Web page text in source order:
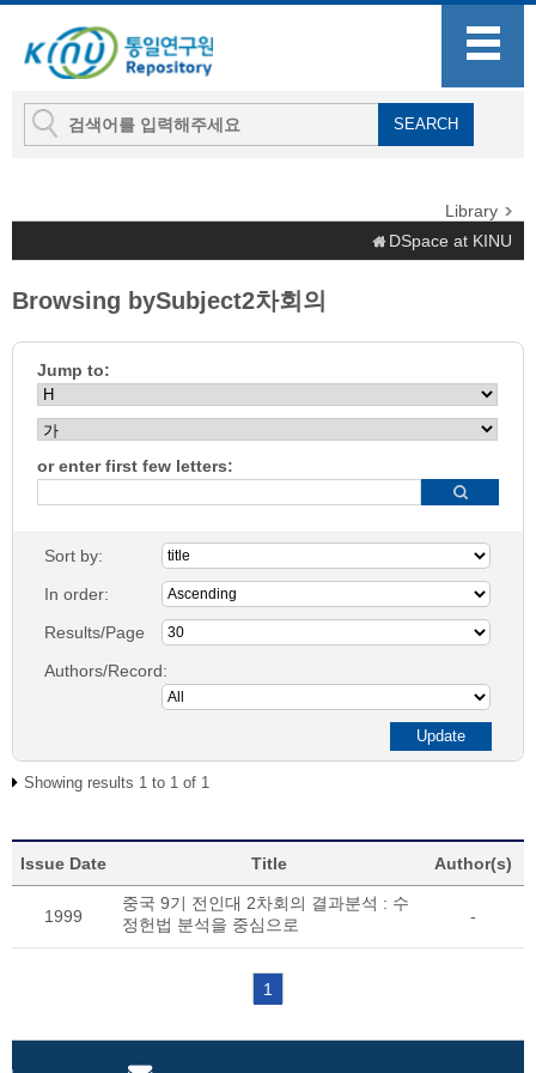
Library
DSpace at KINU
Browsing bySubject2차회의
Jump to:
or enter first few letters:
Sort by:
In order:
Results/Page
Authors/Record:
Showing results 1 to 1 of 1
Issue Date Title Author(s)
1999
중국 9기 전인대 2차회의 결과분석 : 수
정헌법 분석을 중심으로
-
1